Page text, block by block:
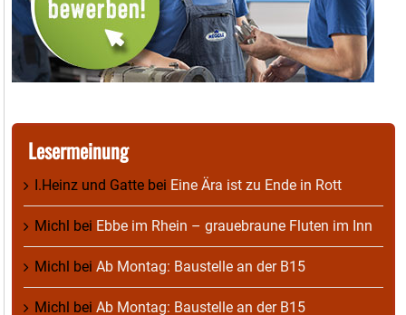
Lesermeinung
I.Heinz und Gatte bei Eine Ära ist zu Ende in Rott
Michl bei Ebbe im Rhein – grauebraune Fluten im Inn
Michl bei Ab Montag: Baustelle an der B15
Michl bei Ab Montag: Baustelle an der B15